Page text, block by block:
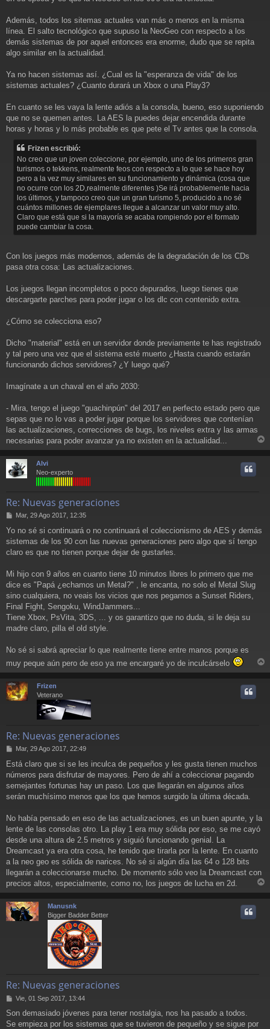
Además, todos los sitemas actuales van más o menos en la misma
línea. El salto tecnológico que supuso la NeoGeo con respecto a los
demás sistemas de por aquel entonces era enorme, dudo que se repita
algo similar en la actualidad.
Ya no hacen sistemas así. ¿Cual es la "esperanza de vida" de los
sistemas actuales? ¿Cuanto durará un Xbox o una Play3?
En cuanto se les vaya la lente adiós a la consola, bueno, eso suponiendo
que no se quemen antes. La AES la puedes dejar encendida durante
horas y horas y lo más probable es que pete el Tv antes que la consola.
Frizen escribió:
No creo que un joven coleccione, por ejemplo, uno de los primeros gran
turismos o tekkens, realmente feos con respecto a lo que se hace hoy
pero a la vez muy similares en su funcionamiento y dinámica (cosa que
no ocurre con los 2D,realmente diferentes )Se irá probablemente hacia
los últimos, y tampoco creo que un gran turismo 5, producido a no sé
cuántos millones de ejemplares llegue a alcanzar un valor muy alto.
Claro que está que si la mayoría se acaba rompiendo por el formato
puede cambiar la cosa.
Con los juegos más modernos, además de la degradación de los CDs
pasa otra cosa: Las actualizaciones.
Los juegos llegan incompletos o poco depurados, luego tienes que
descargarte parches para poder jugar o los dlc con contenido extra.
¿Cómo se colecciona eso?
Dicho "material" está en un servidor donde previamente te has registrado
y tal pero una vez que el sistema esté muerto ¿Hasta cuando estarán
funcionando dichos servidores? ¿Y luego qué?
Imagínate a un chaval en el año 2030:
- Mira, tengo el juego "guachinpún" del 2017 en perfecto estado pero que
sepas que no lo vas a poder jugar porque los servidores que contenían
las actualizaciones, correcciones de bugs, los niveles extra y las armas
necesarias para poder avanzar ya no existen en la actualidad...
r
Alvi
Neo-experto
Re: Nuevas generaciones
M
n
s
a
Mar, 29 Ago 2017, 12:35
Yo no sé si continuará o no continuará el coleccionismo de AES y demás
sistemas de los 90 con las nuevas generaciones pero algo que sí tengo
claro es que no tienen porque dejar de gustarles.
Mi hijo con 9 años en cuanto tiene 10 minutos libres lo primero que me
dice es "Papá ¿echamos un Metal?" , le encanta, no solo el Metal Slug
sino cualquiera, no veais los vicios que nos pegamos a Sunset Riders,
Final Fight, Sengoku, WindJammers...
Tiene Xbox, PsVita, 3DS, ... y os garantizo que no duda, si le deja su
madre claro, pilla el old style.
No sé si sabrá apreciar lo que realmente tiene entre manos porque es
muy peque aún pero de eso ya me encargaré yo de inculcárselo
r
Frizen
Veterano
Re: Nuevas generaciones
M
n
s
a
j
Mar, 29 Ago 2017, 22:49
Está claro que si se les inculca de pequeños y les gusta tienen muchos
números para disfrutar de mayores. Pero de ahí a coleccionar pagando
semejantes fortunas hay un paso. Los que llegarán en algunos años
serán muchísimo menos que los que hemos surgido la última década.
No había pensado en eso de las actualizaciones, es un buen apunte, y la
lente de las consolas otro. La play 1 era muy sólida por eso, se me cayó
desde una altura de 2.5 metros y siguió funcionando genial. La
Dreamcast ya era otra cosa, he tenido que tirarla por la lente. En cuanto
a la neo geo es sólida de narices. No sé si algún día las 64 o 128 bits
llegarán a coleccionarse mucho. De momento sólo veo la Dreamcast con
precios altos, especialmente, como no, los juegos de lucha en 2d.
r
Manusnk
Bigger Badder Better
Re: Nuevas generaciones
M
n
s
Vie, 01 Sep 2017, 13:44
Son demasiado jóvenes para tener nostalgia, nos ha pasado a todos.
Se empieza por los sistemas que se tuvieron de pequeño y se sigue por